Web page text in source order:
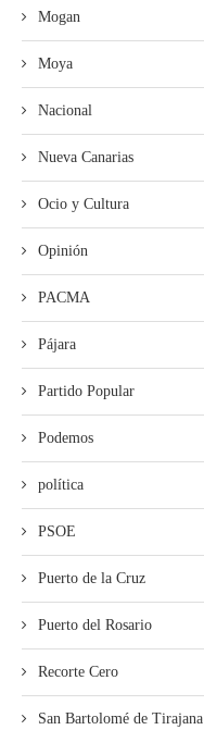
Mogan
Moya
Nacional
Nueva Canarias
Ocio y Cultura
Opinión
PACMA
Pájara
Partido Popular
Podemos
política
PSOE
Puerto de la Cruz
Puerto del Rosario
Recorte Cero
San Bartolomé de Tirajana